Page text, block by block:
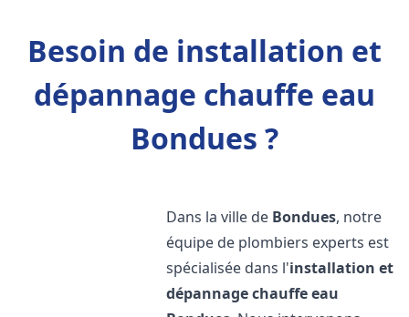
Besoin de installation et
dépannage chauffe eau
Bondues ?
Dans la ville de Bondues, notre
équipe de plombiers experts est
spécialisée dans l'installation et
dépannage chauffe eau